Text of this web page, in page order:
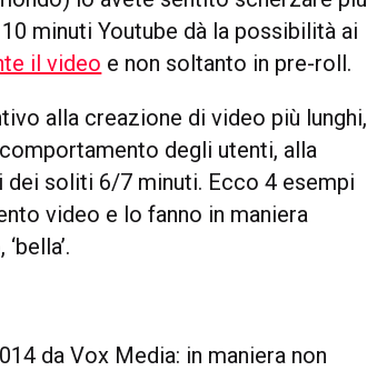
minuti Youtube dà la possibilità ai
il video e non soltanto in pre-roll.
alla creazione di video più lunghi,
degli utenti, alla
dei soliti 6/7 minuti. Ecco 4 esempi
video e lo fanno in maniera
da Vox Media: in maniera non